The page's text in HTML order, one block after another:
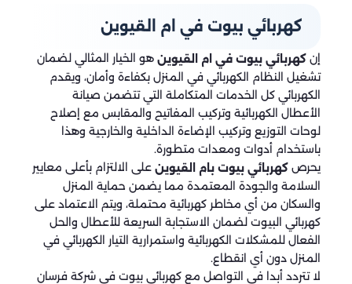
كهربائي بيوت في ام القيوين
إن كهربائي بيوت في ام القيوين هو الخيار المثالي لضمان
تشغيل النظام الكهربائي في المنزل بكفاءة وأمان، ويقدم
الكهربائي كل الخدمات المتكاملة التي تتضمن صيانة
الأعطال الكهربائية وتركيب المفاتيح والمقابس مع إصلاح
لوحات التوزيع وتركيب الإضاءة الداخلية والخارجية وهذا
باستخدام أدوات ومعدات متطورة.
يحرص كهربائي بيوت بام القيوين على الالتزام بأعلى معايير
السلامة والجودة المعتمدة مما يضمن حماية المنزل
والسكان من أي مخاطر كهربائية محتملة، ويتم الاعتماد على
كهربائي البيوت لضمان الاستجابة السريعة للأعطال والحل
الفعال للمشكلات الكهربائية واستمرارية التيار الكهربائي في
المنزل دون أي انقطاع.
لا تتردد أبدا في التواصل مع كهربائي بيوت في شركة فرسان